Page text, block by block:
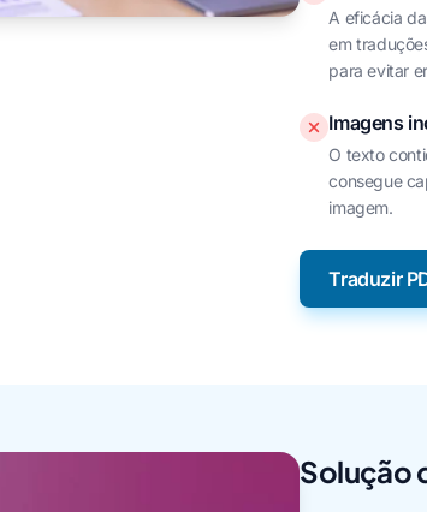
A eficácia
em
para evitar
Imagens
O texto
consegue
imagem.
Traduzir
Solução